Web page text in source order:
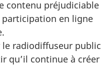
contenu préjudiciable
en ligne
radiodiffuseur public
qu’il continue à créer